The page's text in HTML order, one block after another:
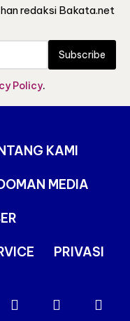
redaksi Bakata.net
Subscribe
Policy.
KAMI
MEDIA
PRIVASI